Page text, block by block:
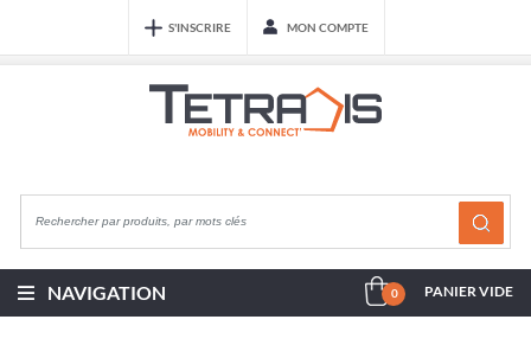
S'INSCRIRE MON COMPTE
NAVIGATION 0 PANIER VIDE